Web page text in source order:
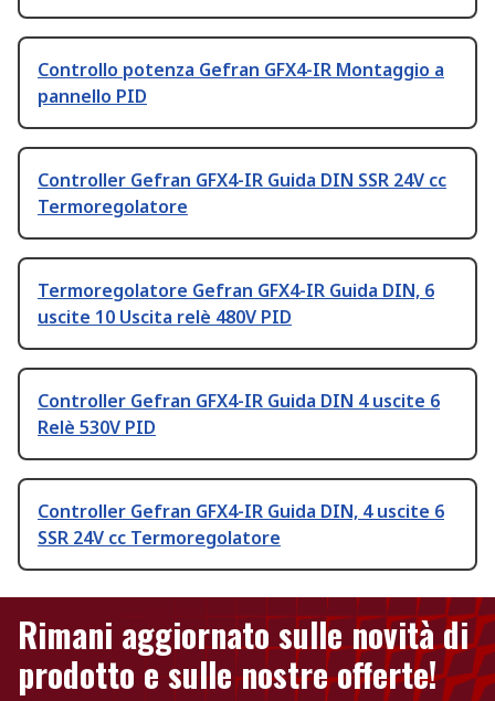
Controllo potenza Gefran GFX4-IR Montaggio a
pannello PID
Controller Gefran GFX4-IR Guida DIN SSR 24V cc
Termoregolatore
Termoregolatore Gefran GFX4-IR Guida DIN, 6
uscite 10 Uscita relè 480V PID
Controller Gefran GFX4-IR Guida DIN 4 uscite 6
Relè 530V PID
Controller Gefran GFX4-IR Guida DIN, 4 uscite 6
SSR 24V cc Termoregolatore
Rimani aggiornato sulle novità di
prodotto e sulle nostre offerte!